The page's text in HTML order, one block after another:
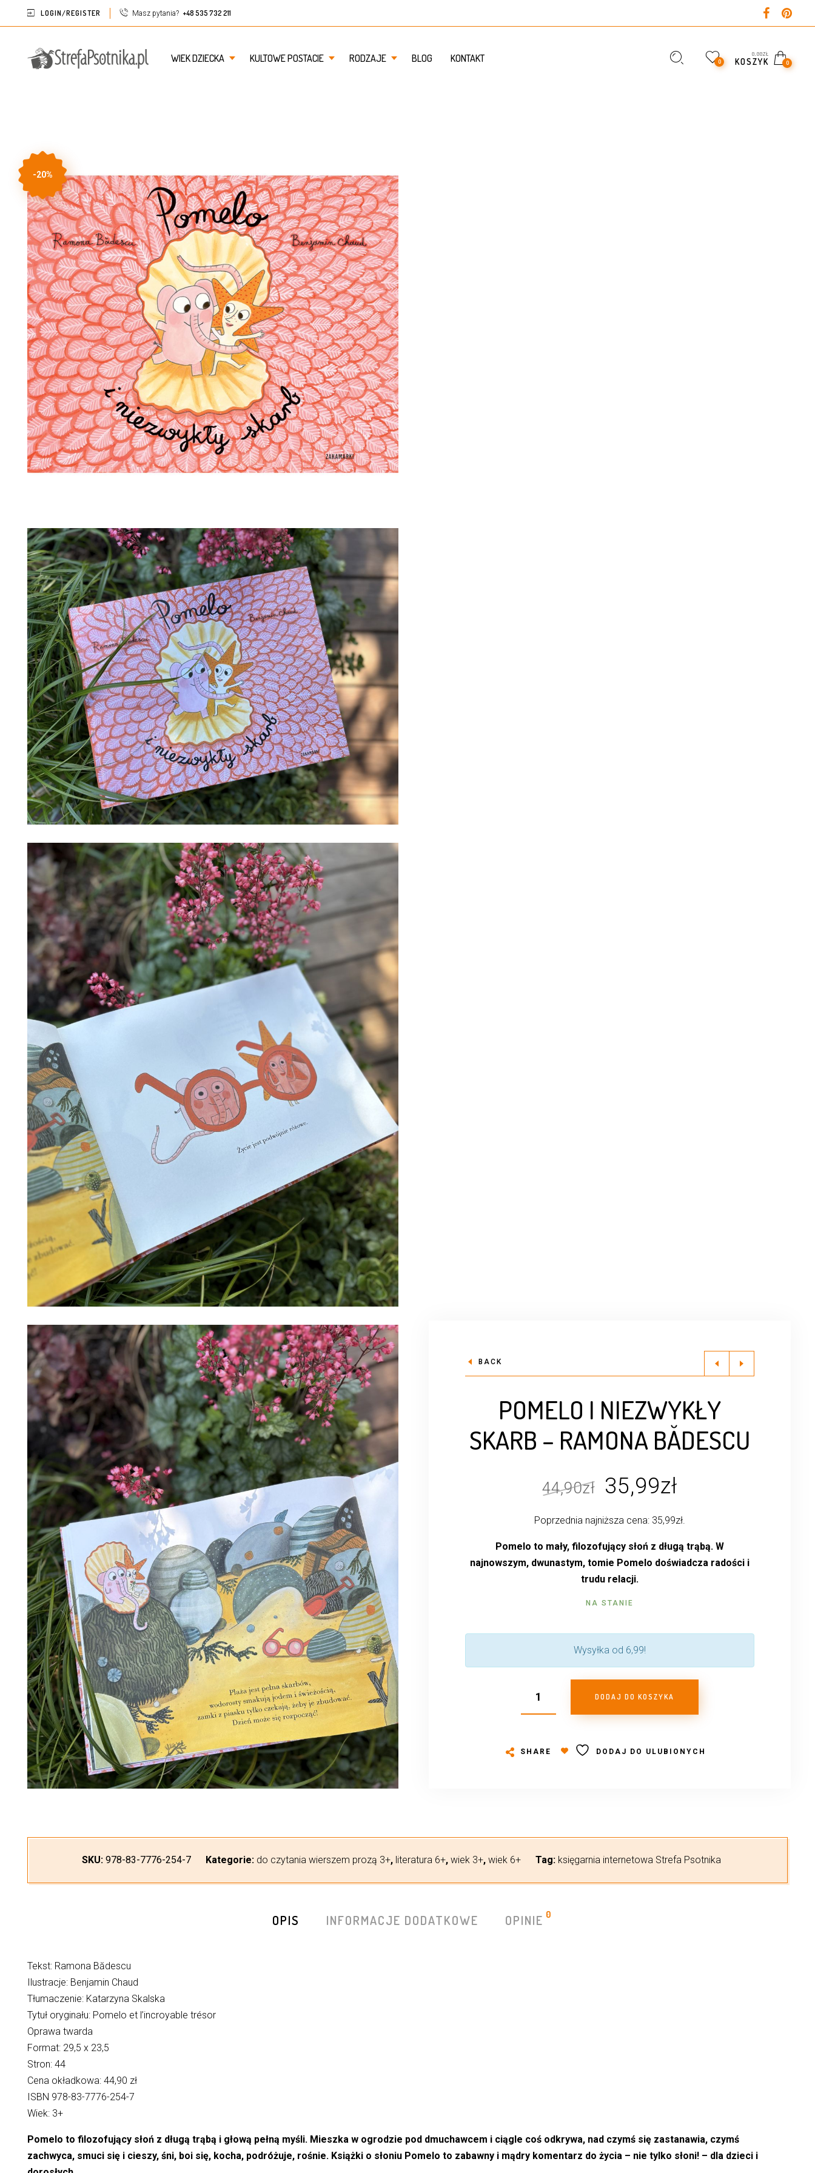
LOGIN/REGISTER Masz pytania? +48 535 732 211
WIEK DZIECKA KULTOWE POSTACIE RODZAJE BLOG KONTAKT 0
0,00ZŁ
KOSZYK 0
-20%
BACK
POMELO I NIEZWYKŁY
SKARB – RAMONA BĂDESCU
44,90zł Pierwotna
wynosiła:
44,90zł.
35,99zł
wynosi:
35,99zł.
Poprzednia najniższa cena: 35,99zł.
Pomelo to mały, filozofujący słoń z długą trąbą. W
najnowszym, dwunastym, tomie Pomelo doświadcza radości i
trudu relacji.
NA STANIE
Wysyłka od 6,99!
DODAJ DO KOSZYKA
SHARE DODAJ DO ULUBIONYCH
SKU: 978-83-7776-254-7 Kategorie: do czytania wierszem prozą 3+, literatura 6+, wiek 3+, wiek 6+ Tag: księgarnia internetowa Strefa Psotnika
OPIS INFORMACJE DODATKOWE OPINIE 0
Tekst: Ramona Bădescu
Ilustracje: Benjamin Chaud
Tłumaczenie: Katarzyna Skalska
Tytuł oryginału: Pomelo et l’incroyable trésor
Oprawa twarda
Format: 29,5 x 23,5
Stron: 44
Cena okładkowa: 44,90 zł
ISBN 978-83-7776-254-7
Wiek: 3+
Pomelo to filozofujący słoń z długą trąbą i głową pełną myśli. Mieszka w ogrodzie pod dmuchawcem i ciągle coś odkrywa, nad czymś się zastanawia, czymś
zachwyca, smuci się i cieszy, śni, boi się, kocha, podróżuje, rośnie. Książki o słoniu Pomelo to zabawny i mądry komentarz do życia – nie tylko słoni! – dla dzieci i